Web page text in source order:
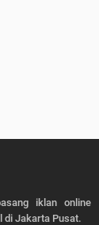
iklan online
di Jakarta Pusat.